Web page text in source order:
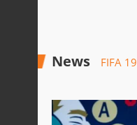
News FIFA 19